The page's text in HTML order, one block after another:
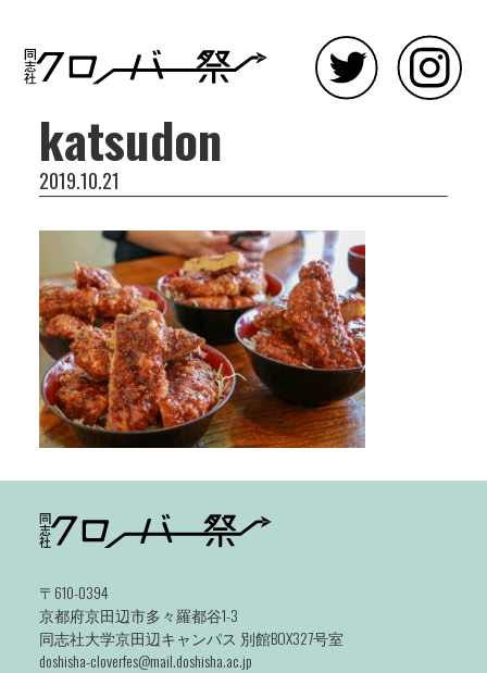
katsudon
2019.10.21
〒610-0394
京都府京田辺市多々羅都谷1-3
同志社大学京田辺キャンパス 別館BOX327号室
doshisha-cloverfes@mail.doshisha.ac.jp